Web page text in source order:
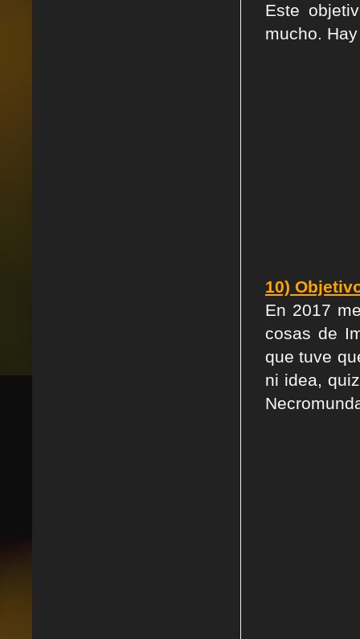
Este
mucho.
10)
En 2017
cosas de
que tuve
ni idea,